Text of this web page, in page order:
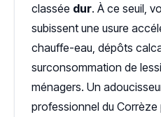
classée dur. À ce seuil,
subissent une usure
chauffe-eau, dépôts
surconsommation de
ménagers. Un
professionnel du Corrèze